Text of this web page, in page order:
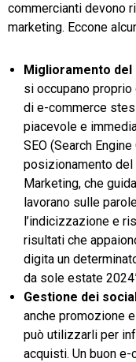
commercianti devono
marketing. Eccone
Miglioramento del
si occupano
di e-commerce
piacevole e
SEO (Search
posizionamento del
Marketing, che
lavorano sulle
l’indicizzazione e
risultati che
digita un
da sole estate
Gestione dei
anche promozione
può utilizzarli per
acquisti. Un buon